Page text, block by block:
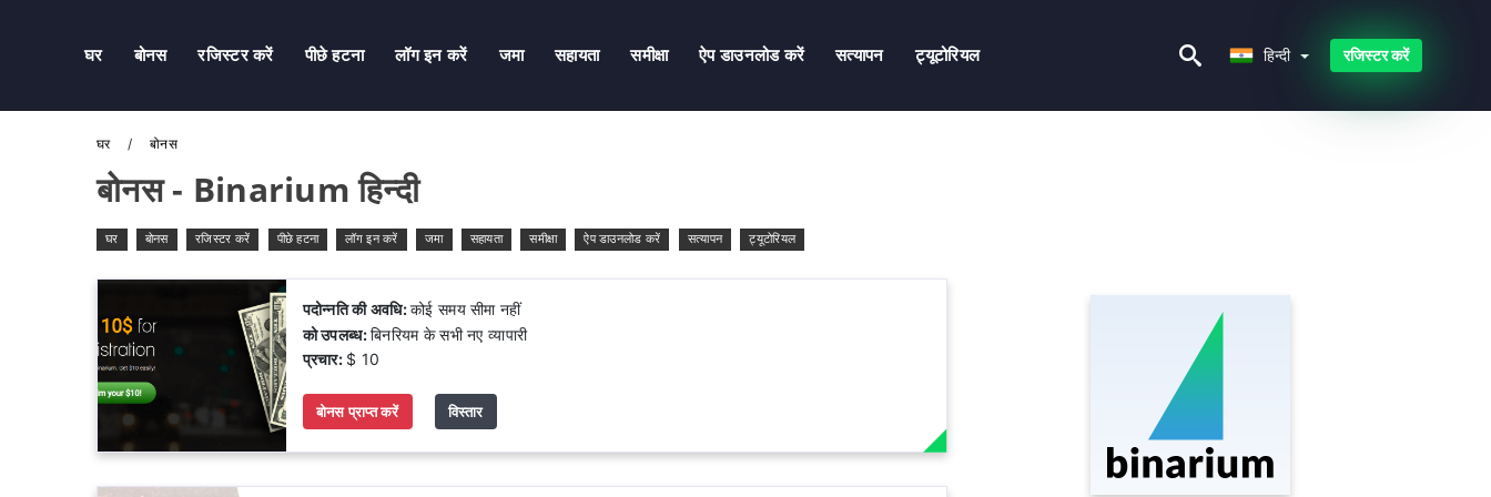
घर बोनस रजिस्टर करें पीछे हटना लॉग इन करें जमा सहायता समीक्षा ऐप डाउनलोड करें सत्यापन ट्यूटोरियल हिन्दी रजिस्टर करें
घर बोनस
बोनस - Binarium हिन्दी
घर बोनस रजिस्टर करें पीछे हटना लॉग इन करें जमा सहायता समीक्षा ऐप डाउनलोड करें सत्यापन ट्यूटोरियल
पदोन्नति की अवधि:कोई समय सीमा नहीं
को उपलब्ध:बिनरियम के सभी नए व्यापारी
प्रचार: $ 10
बोनस प्राप्त करें विस्तार